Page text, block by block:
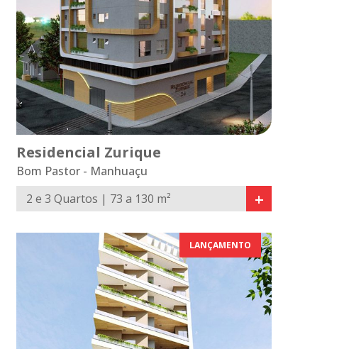
Residencial Zurique
Bom Pastor - Manhuaçu
2 e 3 Quartos | 73 a 130 m²
+
LANÇAMENTO